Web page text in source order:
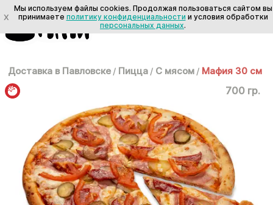
Доставка в Павловске / Пицца / С мясом / Мафия 30 см
700 гр.
X
Мы используем файлы cookies. Продолжая пользоваться сайтом вы
принимаете политику конфиденциальности и условия обработки
персональных данных.